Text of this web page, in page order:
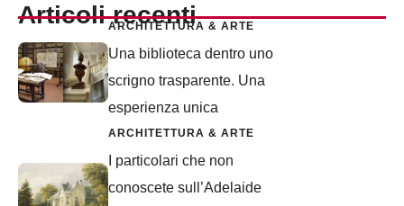
Articoli recenti
ARCHITETTURA & ARTE
Una biblioteca dentro uno
scrigno trasparente. Una
esperienza unica
ARCHITETTURA & ARTE
I particolari che non
conoscete sull’Adelaide